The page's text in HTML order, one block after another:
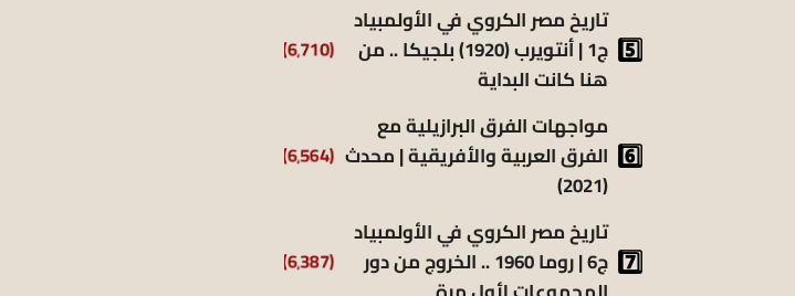
تاريخ مصر الكروي في الأولمبياد
ج1 | أنتويرب (1920) بلجيكا .. من
هنا كانت البداية
(6٬710)
مواجهات الفرق البرازيلية مع
الفرق العربية والأفريقية | محدث
(2021)
(6٬564)
تاريخ مصر الكروي في الأولمبياد
ج6 | روما 1960 .. الخروج من دور
(6٬387)